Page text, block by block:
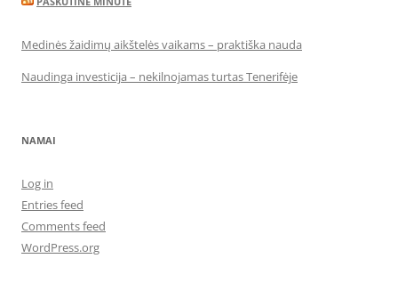
Medinės žaidimų aikštelės vaikams – praktiška nauda
Naudinga investicija – nekilnojamas turtas Tenerifėje
NAMAI
Log in
Entries feed
Comments feed
WordPress.org